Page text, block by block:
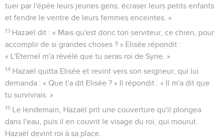
tuer par l'épée leurs jeunes gens, écraser leurs petits enfants
et fendre le ventre de leurs femmes enceintes. »
13 Hazaël dit : « Mais qu'est donc ton serviteur, ce chien, pour
accomplir de si grandes choses ? » Elisée répondit :
« L'Eternel m'a révélé que tu seras roi de Syrie. »
14 Hazaël quitta Elisée et revint vers son seigneur, qui lui
demanda : « Que t'a dit Elisée ? » Il répondit : « Il m'a dit que
tu survivrais. »
15 Le lendemain, Hazaël prit une couverture qu'il plongea
dans l'eau, puis il en couvrit le visage du roi, qui mourut.
Hazaël devint roi à sa place.